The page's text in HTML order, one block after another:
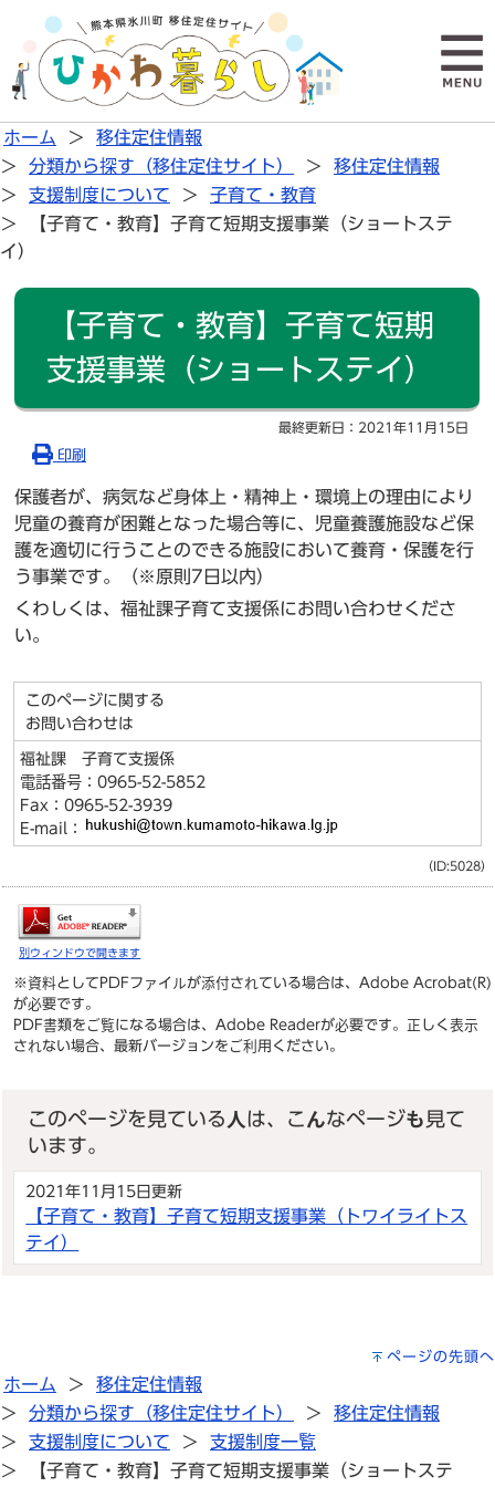
ホーム
移住定住情報
分類から探す（移住定住サイト）
移住定住情報
支援制度について
子育て・教育
【子育て・教育】子育て短期支援事業（ショートステ
イ）
【子育て・教育】子育て短期
支援事業（ショートステイ）
最終更新日： 2021年11月15日
印刷
保護者が、病気など身体上・精神上・環境上の理由により
児童の養育が困難となった場合等に、児童養護施設など保
護を適切に行うことのできる施設において養育・保護を行
う事業です。（※原則7日以内）
くわしくは、福祉課子育て支援係にお問い合わせくださ
い。
このページに関する
お問い合わせは
福祉課 子育て支援係
電話番号：0965-52-5852
Fax：0965-52-3939
E-mail：
（ID:5028）
別ウィンドウで開きます
※資料としてPDFファイルが添付されている場合は、Adobe Acrobat(R)
が必要です。
PDF書類をご覧になる場合は、Adobe Readerが必要です。正しく表示
されない場合、最新バージョンをご利用ください。
このページを見ている人は、こんなページも見て
います。
2021年11月15日更新
【子育て・教育】子育て短期支援事業（トワイライトス
テイ）
ページの先頭へ
ホーム
移住定住情報
分類から探す（移住定住サイト）
移住定住情報
支援制度について
支援制度一覧
【子育て・教育】子育て短期支援事業（ショートステ